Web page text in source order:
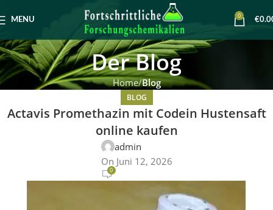
MENU
0
€
Der Blog
Home Blog
BLOG
Actavis Promethazin mit Codein Hustensaft
online kaufen
admin
On Juni 12, 2026
0